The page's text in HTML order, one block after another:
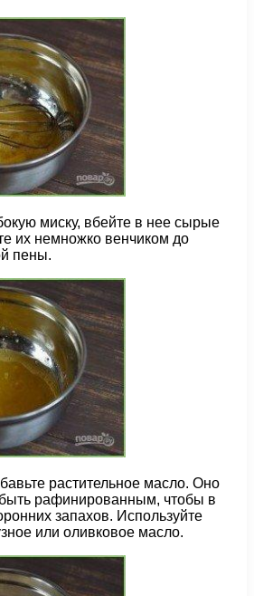
миску, вбейте в нее сырые
их немножко венчиком до
пены.
растительное масло. Оно
рафинированным, чтобы в
запахов. Используйте
или оливковое масло.